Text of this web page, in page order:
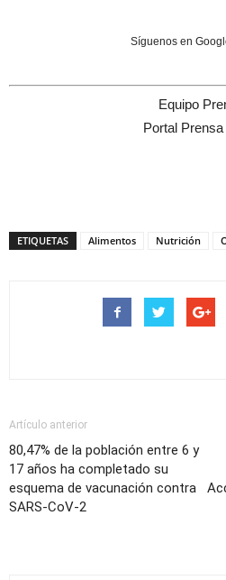
Síguenos en
Equipo
Portal
ETIQUETAS Alimentos Nutrición
Artículo anterior
80,47% de la población entre 6 y
17 años ha completado su
esquema de vacunación contra
SARS-CoV-2